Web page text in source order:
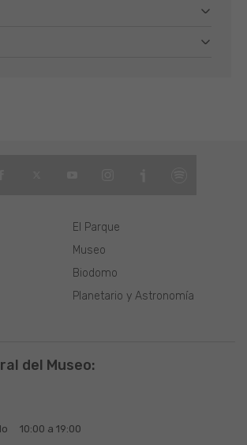
El Parque
Museo
Biodomo
Planetario y Astronomía
del Museo:
10:00 a 19:00